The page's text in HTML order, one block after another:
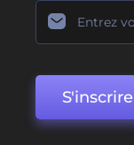
S'inscrire